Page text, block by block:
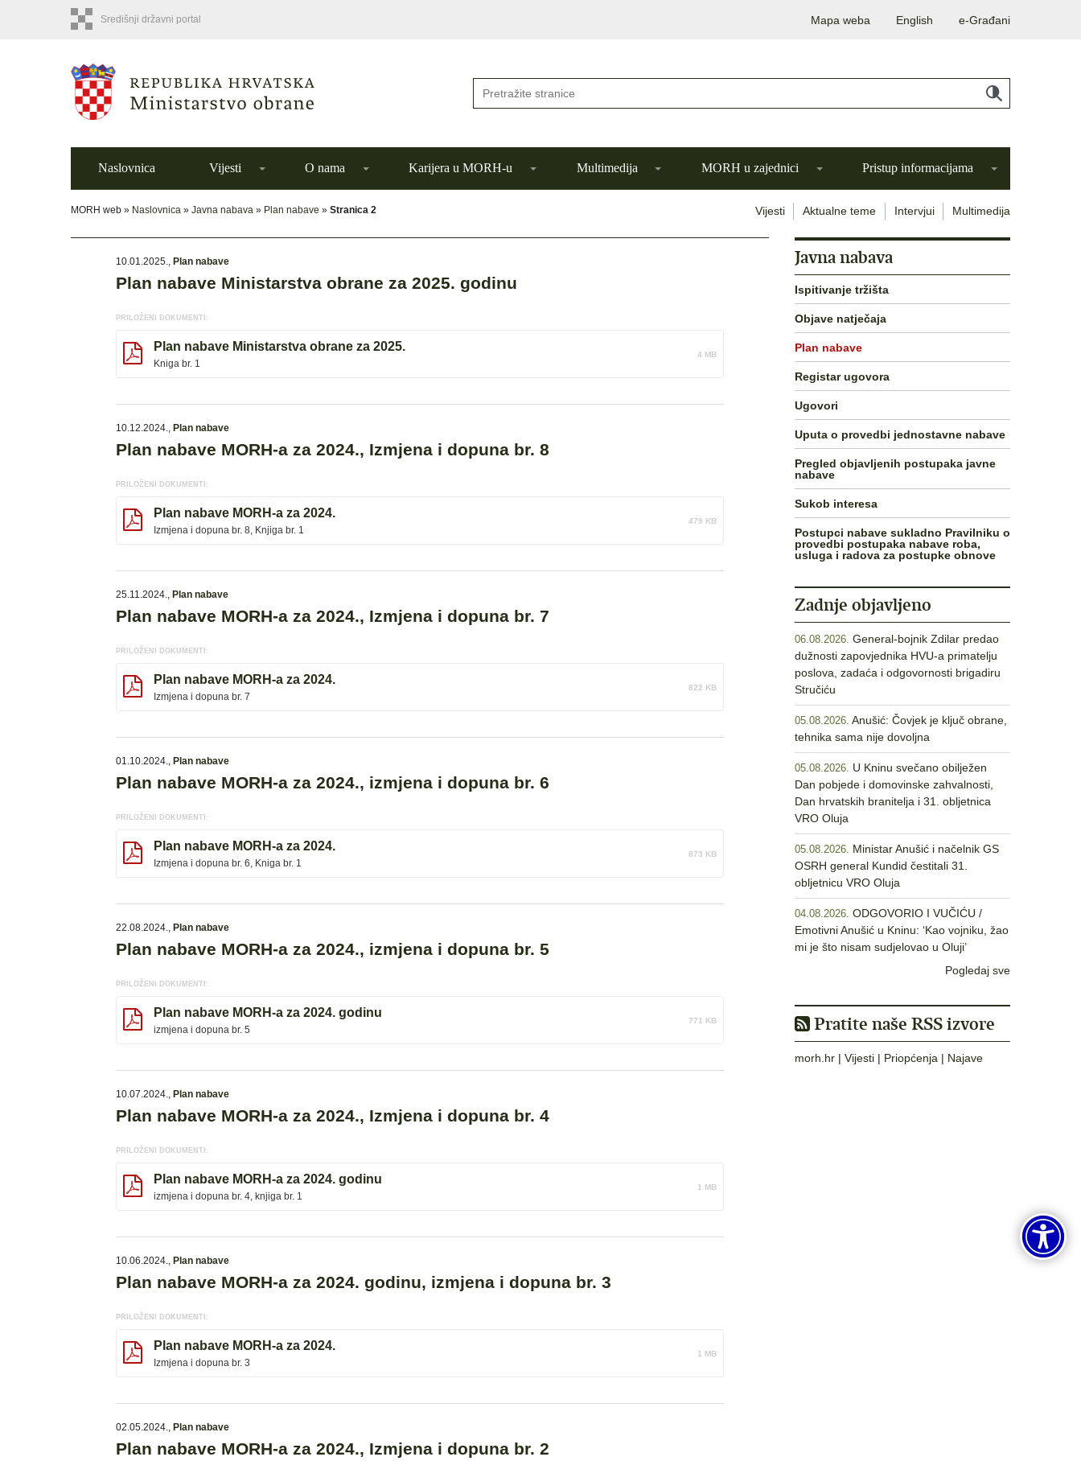
Središnji državni portal Mapa weba English e-Građani
Naslovnica Vijesti O nama Karijera u MORH-u Multimedija MORH u zajednici Pristup informacijama
MORH web » Naslovnica » Javna nabava » Plan nabave » Stranica 2 Vijesti Aktualne teme Intervjui Multimedija
10.01.2025., Plan nabave
Plan nabave Ministarstva obrane za 2025. godinu
PRILOŽENI DOKUMENTI:
Plan nabave Ministarstva obrane za 2025.
Kniga br. 1
4 MB
10.12.2024., Plan nabave
Plan nabave MORH-a za 2024., Izmjena i dopuna br. 8
PRILOŽENI DOKUMENTI:
Plan nabave MORH-a za 2024.
Izmjena i dopuna br. 8, Knjiga br. 1
479 KB
25.11.2024., Plan nabave
Plan nabave MORH-a za 2024., Izmjena i dopuna br. 7
PRILOŽENI DOKUMENTI:
Plan nabave MORH-a za 2024.
Izmjena i dopuna br. 7
822 KB
01.10.2024., Plan nabave
Plan nabave MORH-a za 2024., izmjena i dopuna br. 6
PRILOŽENI DOKUMENTI:
Plan nabave MORH-a za 2024.
Izmjena i dopuna br. 6, Kniga br. 1
873 KB
22.08.2024., Plan nabave
Plan nabave MORH-a za 2024., izmjena i dopuna br. 5
PRILOŽENI DOKUMENTI:
Plan nabave MORH-a za 2024. godinu
izmjena i dopuna br. 5
771 KB
10.07.2024., Plan nabave
Plan nabave MORH-a za 2024., Izmjena i dopuna br. 4
PRILOŽENI DOKUMENTI:
Plan nabave MORH-a za 2024. godinu
izmjena i dopuna br. 4, knjiga br. 1
1 MB
10.06.2024., Plan nabave
Plan nabave MORH-a za 2024. godinu, izmjena i dopuna br. 3
PRILOŽENI DOKUMENTI:
Plan nabave MORH-a za 2024.
Izmjena i dopuna br. 3
1 MB
02.05.2024., Plan nabave
Plan nabave MORH-a za 2024., Izmjena i dopuna br. 2
Javna nabava
Ispitivanje tržišta
Objave natječaja
Plan nabave
Registar ugovora
Ugovori
Uputa o provedbi jednostavne nabave
Pregled objavljenih postupaka javne
nabave
Sukob interesa
Postupci nabave sukladno Pravilniku o
provedbi postupaka nabave roba,
usluga i radova za postupke obnove
Zadnje objavljeno
06.08.2026. General-bojnik Zdilar predao
dužnosti zapovjednika HVU-a primatelju
poslova, zadaća i odgovornosti brigadiru
Stručiću
05.08.2026. Anušić: Čovjek je ključ obrane,
tehnika sama nije dovoljna
05.08.2026. U Kninu svečano obilježen
Dan pobjede i domovinske zahvalnosti,
Dan hrvatskih branitelja i 31. obljetnica
VRO Oluja
05.08.2026. Ministar Anušić i načelnik GS
OSRH general Kundid čestitali 31.
obljetnicu VRO Oluja
04.08.2026. ODGOVORIO I VUČIĆU /
Emotivni Anušić u Kninu: ‘Kao vojniku, žao
mi je što nisam sudjelovao u Oluji’
Pogledaj sve
Pratite naše RSS izvore
morh.hr | Vijesti | Priopćenja | Najave